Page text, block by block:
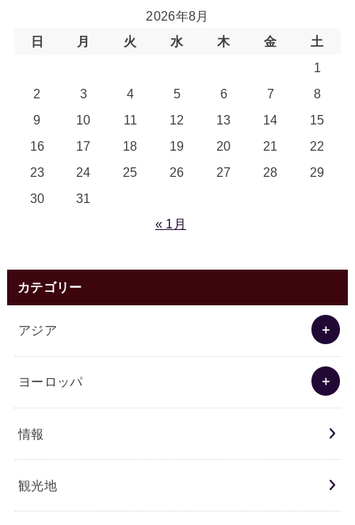
2026年8月
日
月 火 水 木 金
土
1
2
3 4 5 6 7
8
9
10 11 12 13 14
15
16
17 18 19 20 21
22
23
24 25 26 27 28
29
30
31
« 1月
カテゴリー
アジア
ヨーロッパ
情報
観光地